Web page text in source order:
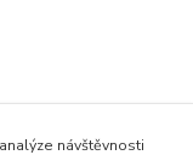
návštěvnosti